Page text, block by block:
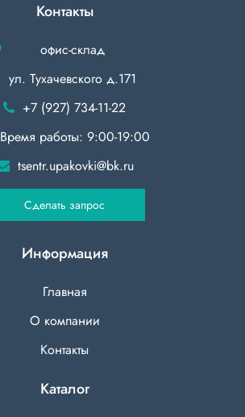
Контакты
офис-склад
ул. Тухачевского д.171
+7 (927) 734-11-22
Время работы: 9:00-19:00
tsentr.upakovki@bk.ru
Сделать запрос
Информация
Главная
О компании
Контакты
Каталог